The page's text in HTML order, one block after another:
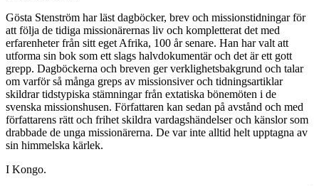
Gösta Stenström har läst dagböcker, brev och missionstidningar för
att följa de tidiga missionärernas liv och kompletterat det med
erfarenheter från sitt eget Afrika, 100 år senare. Han har valt att
utforma sin bok som ett slags halvdokumentär och det är ett gott
grepp. Dagböckerna och breven ger verklighetsbakgrund och talar
om varför så många greps av missionsiver och tidningsartiklar
skildrar tidstypiska stämningar från extatiska bönemöten i de
svenska missionshusen. Författaren kan sedan på avstånd och med
författarens rätt och frihet skildra vardagshändelser och känslor som
drabbade de unga missionärerna. De var inte alltid helt upptagna av
sin himmelska kärlek.
I Kongo.